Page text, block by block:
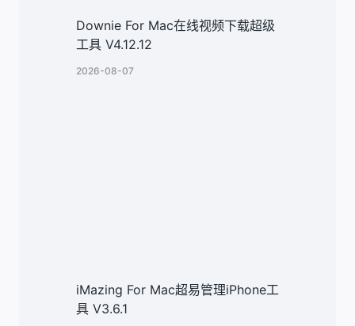
Downie For Mac在线视频下载超级
工具 V4.12.12
2026-08-07
iMazing For Mac超易管理iPhone工
具 V3.6.1